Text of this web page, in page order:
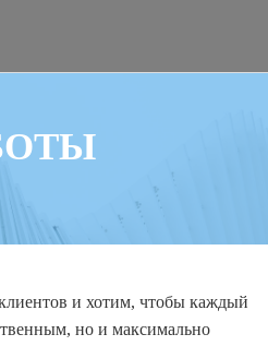
и хотим, чтобы каждый
но и максимально